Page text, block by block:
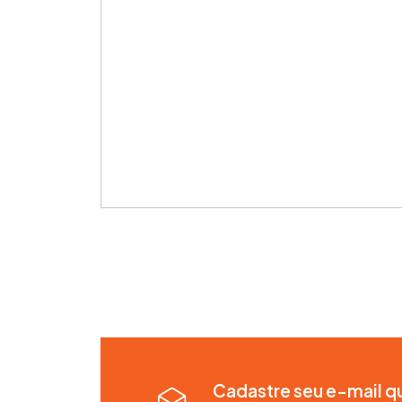
Cadastre seu e-mail